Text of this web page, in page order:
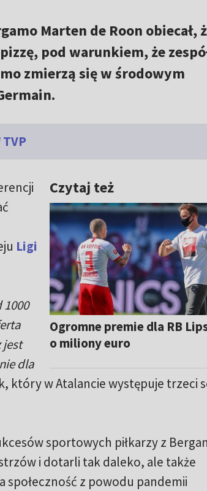
Marten de Roon obiecał,
pod warunkiem, że
zmierzą się w środowym
TVP
Czytaj też
Ogromne premie dla RB
o miliony euro
Ligi
jest
dla
który w Atalancie występuje trzeci
sportowych piłkarzy z
i dotarli tak daleko, ale także
społeczność z powodu pandemii